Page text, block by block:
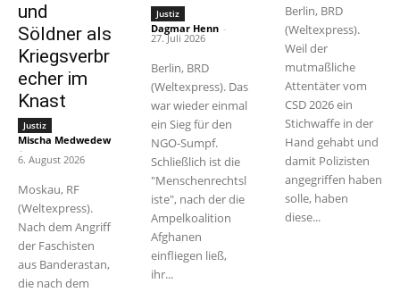
und
Söldner als
Kriegsverbr
echer im
Knast
Justiz
Mischa Medwedew
-
6. August 2026
Moskau, RF
(Weltexpress).
Nach dem Angriff
der Faschisten
aus Banderastan,
die nach dem
Justiz
Dagmar Henn -
27. Juli 2026
Berlin, BRD
(Weltexpress). Das
war wieder einmal
ein Sieg für den
NGO-Sumpf.
Schließlich ist die
"Menschenrechtsl
iste", nach der die
Ampelkoalition
Afghanen
einfliegen ließ,
ihr...
Berlin, BRD
(Weltexpress).
Weil der
mutmaßliche
Attentäter vom
CSD 2026 ein
Stichwaffe in der
Hand gehabt und
damit Polizisten
angegriffen haben
solle, haben
diese...